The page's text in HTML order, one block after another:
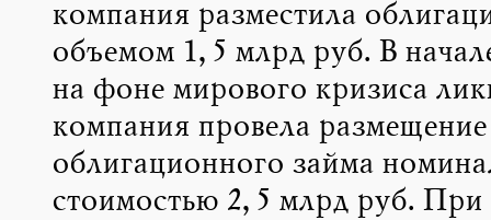
компания разместила
объемом 1,5 млрд руб. В
на фоне мирового кризиса
компания провела размещение
облигационного займа
стоимостью 2,5 млрд руб. При